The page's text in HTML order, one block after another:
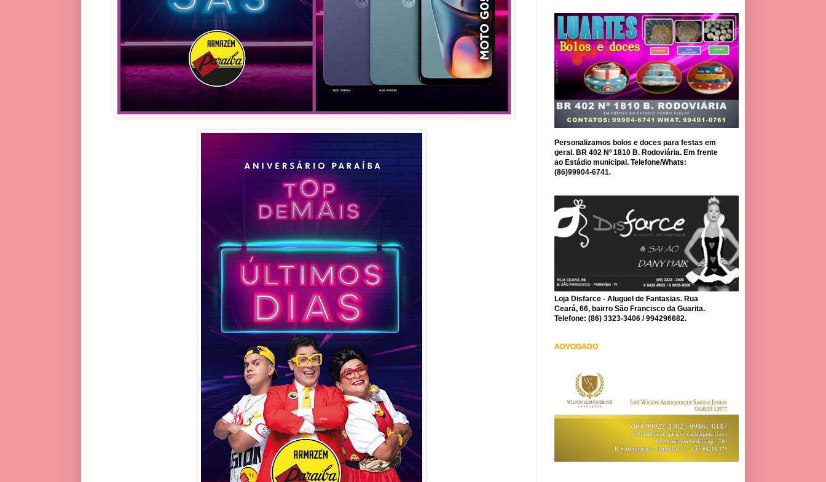
Personalizamos bolos e doces para festas em
geral. BR 402 Nº 1810 B. Rodoviária. Em frente
ao Estádio municipal. Telefone/Whats:
(86)99904-6741.
Loja Disfarce - Aluguel de Fantasias. Rua
Ceará, 66, bairro São Francisco da Guarita.
Telefone: (86) 3323-3406 / 994296682.
ADVOGADO